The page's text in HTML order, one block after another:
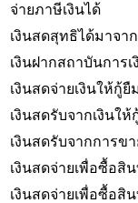
จ่ายภาษีเงินได้
เงินสดสุทธิได้มาจา
เงินฝากสถาบันการ
เงินสดจ่ายเงินให้กู้
เงินสดรับจากเงินใ
เงินสดรับจากการข
เงินสดจ่ายเพื่อซื้อสิ
เงินสดจ่ายเพื่อซื้อสิ